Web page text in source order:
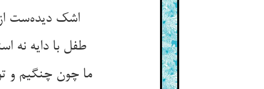
اشک دیده‌‌ست از فراق تو دوان ** آه آه است از میان جان روان‌‌
ما چون چنگیم و تو زخمه می‌‌زنی ** زاری از ما نی تو زاری می‌‌کنی‌‌